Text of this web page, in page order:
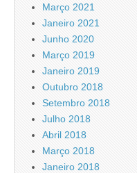
Março 2021
Janeiro 2021
Junho 2020
Março 2019
Janeiro 2019
Outubro 2018
Setembro 2018
Julho 2018
Abril 2018
Março 2018
Janeiro 2018